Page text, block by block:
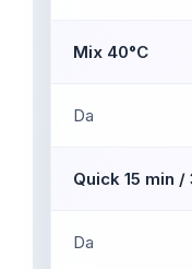
Mix 40°C
Da
Quick 15 min /
Da